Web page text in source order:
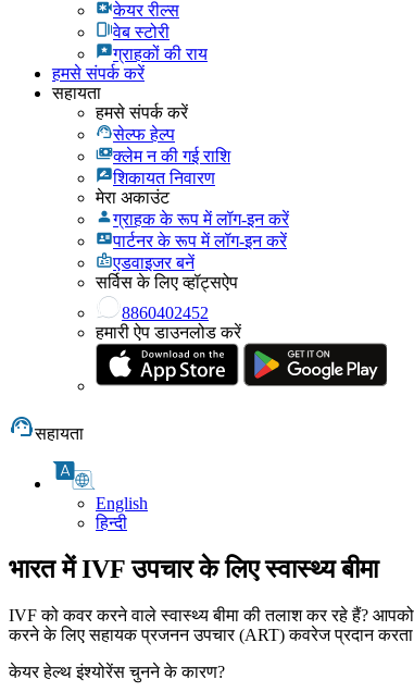
केयर रील्स
वेब स्टोरी
ग्राहकों की राय
हमसे संपर्क करें
सहायता
हमसे संपर्क करें
सेल्फ हेल्प
क्लेम न की गई राशि
शिकायत निवारण
मेरा अकाउंट
ग्राहक के रूप में लॉग-इन करें
पार्टनर के रूप में लॉग-इन करें
एडवाइजर बनें
सर्विस के लिए व्हॉट्सऐप
8860402452
हमारी ऐप डाउनलोड करें
सहायता
English
हिन्दी
भारत में IVF उपचार के लिए स्वास्थ्य बीमा
IVF को कवर करने वाले स्वास्थ्य बीमा की तलाश कर रहे हैं?
करने के लिए सहायक प्रजनन उपचार (ART) कवरेज प्रदान
केयर हेल्थ इंश्योरेंस चुनने के कारण?